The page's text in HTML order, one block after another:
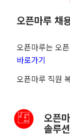
오픈마루 채
오픈마루는 오
바로가기
오픈마루 직원
오픈
솔루션